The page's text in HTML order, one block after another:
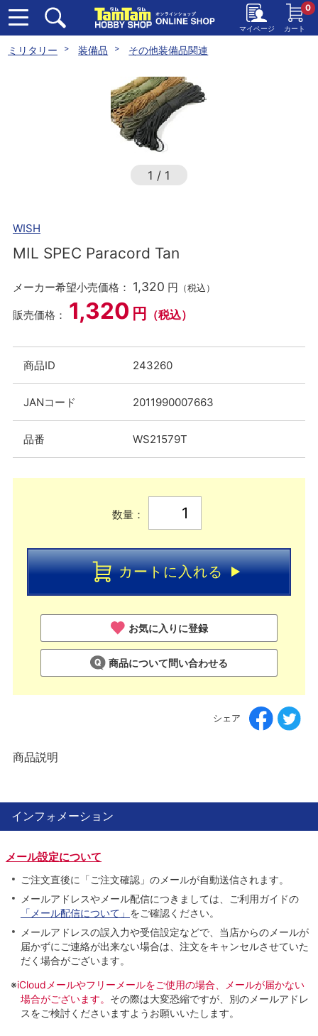
マイページ カート
0
ミリタリー 装備品 その他装備品関連
1 / 1
WISH
MIL SPEC Paracord Tan
メーカー希望小売価格： 1,320 円 （税込）
販売価格： 1,320 円 （税込）
商品ID 243260
JANコード 2011990007663
品番 WS21579T
数量：
カートに入れる
お気に入りに登録
商品について問い合わせる
シェア
商品説明
インフォメーション
メール設定について
ご注文直後に「ご注文確認」のメールが自動送信されます。
メールアドレスやメール配信につきましては、ご利用ガイドの
「メール配信について」 をご確認ください。
メールアドレスの誤入力や受信設定などで、当店からのメールが
届かずにご連絡が出来ない場合は、注文をキャンセルさせていた
だく場合がございます。
※iCloudメールやフリーメールをご使用の場合、メールが届かない
場合がございます。 その際は大変恐縮ですが、別のメールアドレ
スをご検討くださいますようお願いいたします。